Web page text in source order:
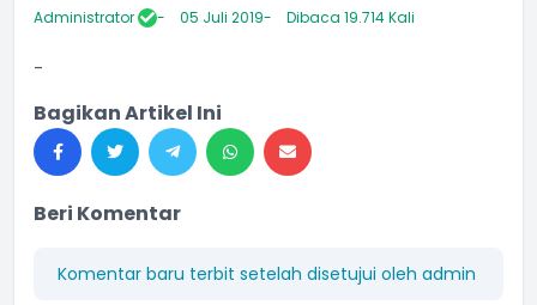
Administrator 05 Juli 2019 Dibaca 19.714 Kali
-
Bagikan Artikel Ini
Beri Komentar
Komentar baru terbit setelah disetujui oleh admin